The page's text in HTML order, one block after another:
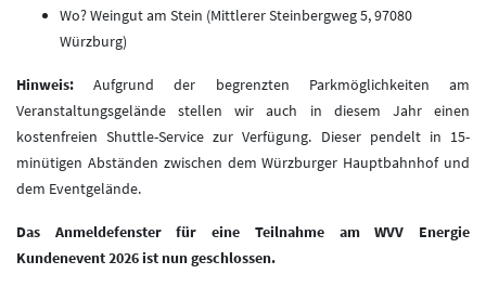
Wo? Weingut am Stein (Mittlerer Steinbergweg 5, 97080
Würzburg)
Hinweis: Aufgrund der begrenzten Parkmöglichkeiten am
Veranstaltungsgelände stellen wir auch in diesem Jahr einen
kostenfreien Shuttle-Service zur Verfügung. Dieser pendelt in 15-
minütigen Abständen zwischen dem Würzburger Hauptbahnhof und
dem Eventgelände.
Das Anmeldefenster für eine Teilnahme am WVV Energie
Kundenevent 2026 ist nun geschlossen.